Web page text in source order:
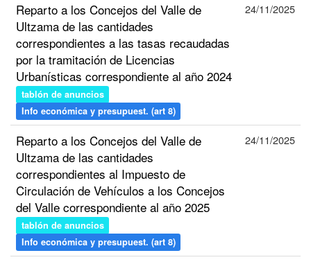
Reparto a los Concejos del Valle de
Ultzama de las cantidades
correspondientes a las tasas recaudadas
por la tramitación de Licencias
Urbanísticas correspondiente al año 2024
tablón de anuncios
Info económica y presupuest. (art 8)
24/11/2025
Reparto a los Concejos del Valle de
Ultzama de las cantidades
correspondientes al Impuesto de
Circulación de Vehículos a los Concejos
del Valle correspondiente al año 2025
tablón de anuncios
Info económica y presupuest. (art 8)
24/11/2025